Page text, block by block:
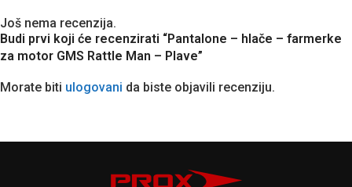
Još nema recenzija.
Budi prvi koji će recenzirati “Pantalone – hlače – farmerke
za motor GMS Rattle Man – Plave”
Morate biti ulogovani da biste objavili recenziju.